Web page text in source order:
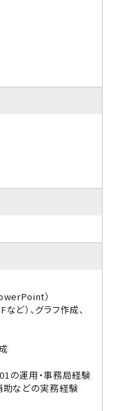
）
ど）、グラフ作成、
の運用・事務局経験
助などの実務経験